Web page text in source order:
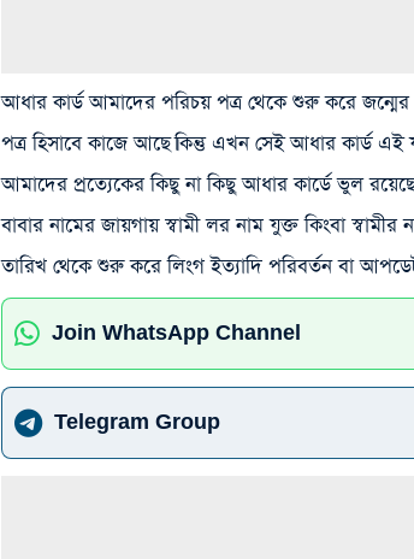
আধার কার্ড আমাদের পরিচয় পত্র থেকে শুরু করে জন্মের
পত্র হিসাবে কাজে আছে।কিন্তু এখন সেই আধার কার্ড এই
আমাদের প্রত্যেকের কিছু না কিছু আধার কার্ডে ভুল
বাবার নামের জায়গায় স্বামী লর নাম যুক্ত কিংবা
তারিখ থেকে শুরু করে লিংগ ইত্যাদি পরিবর্তন বা
Join WhatsApp Channel
Telegram Group